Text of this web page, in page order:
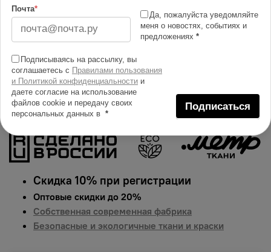
Купить в 1 клик
Добавить в сравнение
Яркий и сочный принт на ткани мембрана.
Гарантированная долговечность цвета, идеально
подходит для одежды, домашнего текстиля и
аксессуаров. Цена указана за 1 п.м.
Скидка 10% при регистрации
Оптовые скидки до 20%
Собственная современная фабрика
Безопасные и экологичные ткани и краски
Почта*
Да, пожалуйста уведомляйте
меня о новостях, событиях и
предложениях *
Подписываясь на рассылку, вы
соглашаетесь с Правилами пользования
и Политикой конфиденциальности и
даете согласие на использование
файлов cookie и передачу своих
персональных данных в *
Подписаться